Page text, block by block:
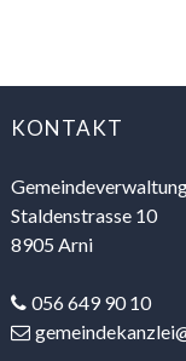
KONTAKT
Staldenstrasse 10
8905 Arni
056 649 90 10